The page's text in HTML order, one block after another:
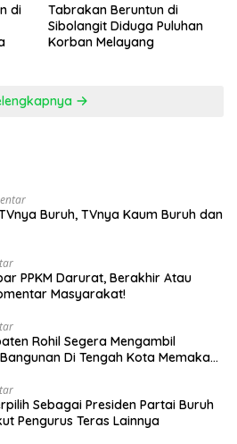
di
Tabrakan Beruntun di
Sibolangit Diduga Puluhan
Korban Melayang
Buruh, TVnya Kaum Buruh dan
PPKM Darurat, Berakhir Atau
Masyarakat!
Rohil Segera Mengambil
Di Tengah Kota Memakan
Sebagai Presiden Partai Buruh
Pengurus Teras Lainnya